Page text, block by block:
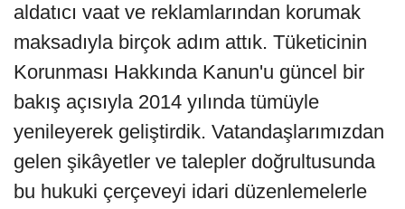
aldatıcı vaat ve reklamlarından korumak
maksadıyla birçok adım attık. Tüketicinin
Korunması Hakkında Kanun'u güncel bir
bakış açısıyla 2014 yılında tümüyle
yenileyerek geliştirdik. Vatandaşlarımızdan
gelen şikâyetler ve talepler doğrultusunda
bu hukuki çerçeveyi idari düzenlemelerle